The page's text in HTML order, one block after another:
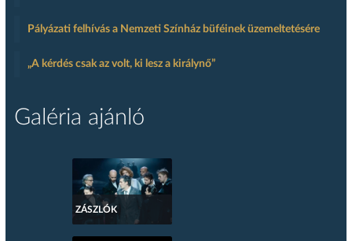
Pályázati felhívás a Nemzeti Színház büféinek üzemeltetésére
„A kérdés csak az volt, ki lesz a királynő”
Galéria ajánló
ZÁSZLÓK